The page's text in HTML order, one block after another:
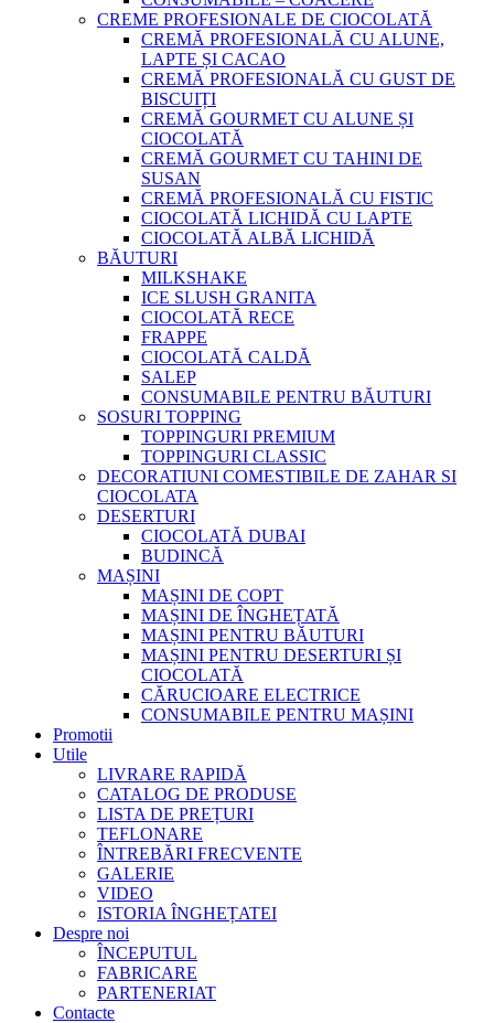
CREME PROFESIONALE DE CIOCOLATĂ
CREMĂ PROFESIONALĂ CU ALUNE,
LAPTE ȘI CACAO
CREMĂ PROFESIONALĂ CU GUST DE
BISCUIȚI
CREMĂ GOURMET CU ALUNE ȘI
CIOCOLATĂ
CREMĂ GOURMET CU TAHINI DE
SUSAN
CREMĂ PROFESIONALĂ CU FISTIC
CIOCOLATĂ LICHIDĂ CU LAPTE
CIOCOLATĂ ALBĂ LICHIDĂ
BĂUTURI
MILKSHAKE
ICE SLUSH GRANITA
CIOCOLATĂ RECE
FRAPPE
CIOCOLATĂ CALDĂ
SALEP
CONSUMABILE PENTRU BĂUTURI
SOSURI TOPPING
TOPPINGURI PREMIUM
TOPPINGURI CLASSIC
DECORATIUNI COMESTIBILE DE ZAHAR SI
CIOCOLATA
DESERTURI
CIOCOLATĂ DUBAI
BUDINCĂ
MAȘINI
MAȘINI DE COPT
MAȘINI DE ÎNGHEȚATĂ
MAȘINI PENTRU BĂUTURI
MAȘINI PENTRU DESERTURI ȘI
CIOCOLATĂ
CĂRUCIOARE ELECTRICE
CONSUMABILE PENTRU MAȘINI
Promotii
Utile
LIVRARE RAPIDĂ
CATALOG DE PRODUSE
LISTA DE PREȚURI
TEFLONARE
ÎNTREBĂRI FRECVENTE
GALERIE
VIDEO
ISTORIA ÎNGHEȚATEI
Despre noi
ÎNCEPUTUL
FABRICARE
PARTENERIAT
Contacte